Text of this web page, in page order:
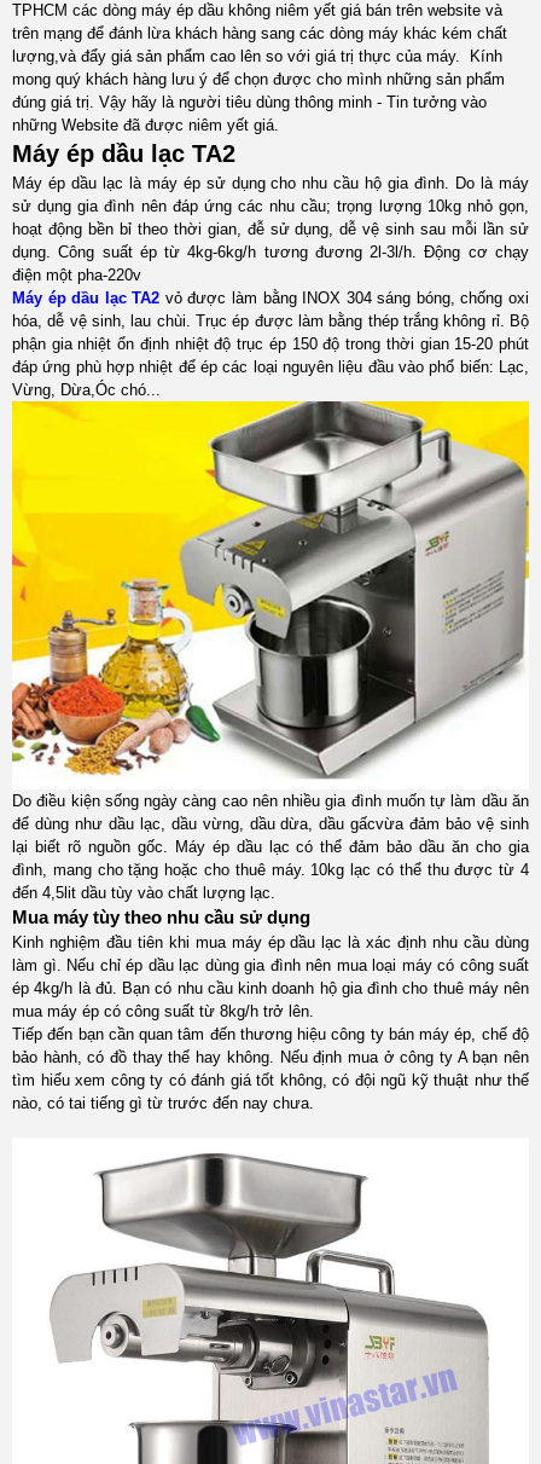
TPHCM các dòng máy ép dầu không niêm yết giá bán trên website và
trên mạng để đánh lừa khách hàng sang các dòng máy khác kém chất
lượng,và đẩy giá sản phẩm cao lên so với giá trị thực của máy. Kính
mong quý khách hàng lưu ý để chọn được cho mình những sản phẩm
đúng giá trị. Vậy hãy là người tiêu dùng thông minh - Tin tưởng vào
những Website đã được niêm yết giá.
Máy ép dầu lạc TA2
Máy ép dầu lạc là máy ép sử dụng cho nhu cầu hộ gia đình. Do là máy
sử dụng gia đình nên đáp ứng các nhu cầu; trọng lượng 10kg nhỏ gọn,
hoạt động bền bỉ theo thời gian, đễ sử dụng, dễ vệ sinh sau mỗi lần sử
dụng. Công suất ép từ 4kg-6kg/h tương đương 2l-3l/h. Động cơ chạy
điện một pha-220v
Máy ép dầu lạc TA2 vỏ được làm bằng INOX 304 sáng bóng, chống oxi
hóa, dễ vệ sinh, lau chùi. Trục ép được làm bằng thép trắng không rỉ. Bộ
phận gia nhiệt ổn định nhiệt độ trục ép 150 độ trong thời gian 15-20 phút
đáp ứng phù hợp nhiệt để ép các loại nguyên liệu đầu vào phổ biến: Lạc,
Vừng, Dừa,Óc chó...
Do điều kiện sống ngày càng cao nên nhiều gia đình muốn tự làm dầu ăn
để dùng như dầu lạc, dầu vừng, dầu dừa, dầu gấcvừa đảm bảo vệ sinh
lại biết rõ nguồn gốc. Máy ép dầu lạc có thể đảm bảo dầu ăn cho gia
đình, mang cho tặng hoặc cho thuê máy. 10kg lạc có thể thu được từ 4
đến 4,5lit dầu tùy vào chất lượng lạc.
Mua máy tùy theo nhu cầu sử dụng
Kinh nghiệm đầu tiên khi mua máy ép dầu lạc là xác định nhu cầu dùng
làm gì. Nếu chỉ ép dầu lạc dùng gia đình nên mua loại máy có công suất
ép 4kg/h là đủ. Bạn có nhu cầu kinh doanh hộ gia đình cho thuê máy nên
mua máy ép có công suất từ 8kg/h trở lên.
Tiếp đến bạn cần quan tâm đến thương hiệu công ty bán máy ép, chế độ
bảo hành, có đồ thay thế hay không. Nếu định mua ở công ty A bạn nên
tìm hiểu xem công ty có đánh giá tốt không, có đội ngũ kỹ thuật như thế
nào, có tai tiếng gì từ trước đến nay chưa.